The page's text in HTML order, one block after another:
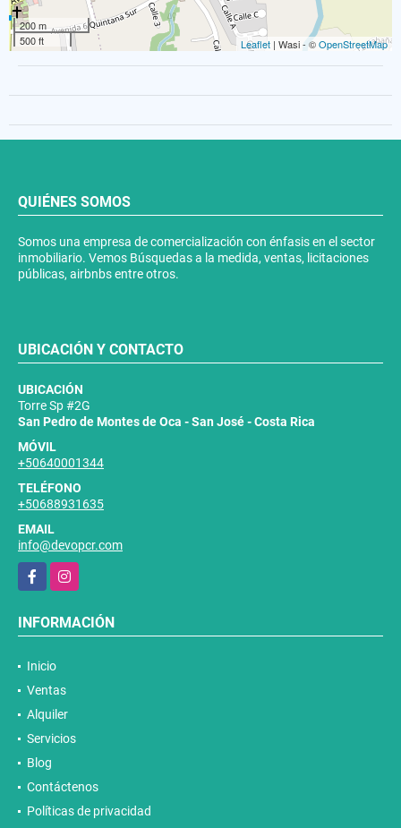
200 m
500 ft
Leaflet | Wasi - ©OpenStreetMap
QUIÉNES SOMOS
Somos una empresa de comercialización con énfasis en el sector
inmobiliario. Vemos Búsquedas a la medida, ventas, licitaciones
públicas, airbnbs entre otros.
UBICACIÓN Y CONTACTO
UBICACIÓN
Torre Sp #2G
San Pedro de Montes de Oca - San José - Costa Rica
MÓVIL
+50640001344
TELÉFONO
+50688931635
EMAIL
info@devopcr.com
FacebookInstagram
INFORMACIÓN
Inicio
Ventas
Alquiler
Servicios
Blog
Contáctenos
Políticas de privacidad